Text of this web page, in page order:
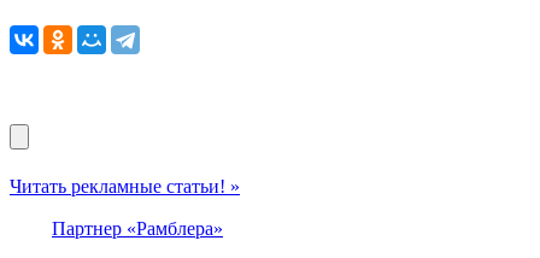
Читать рекламные статьи! »
Партнер «Рамблера»